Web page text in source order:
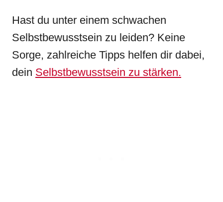
Hast du unter einem schwachen
Selbstbewusstsein zu leiden? Keine
Sorge, zahlreiche Tipps helfen dir dabei,
dein Selbstbewusstsein zu stärken.